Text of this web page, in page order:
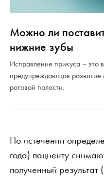
Можно ли
нижние зубы
Исправление прикуса – это
предупреждающая развитие
ротовой полости.
По истечении
года) пациенту
полученный